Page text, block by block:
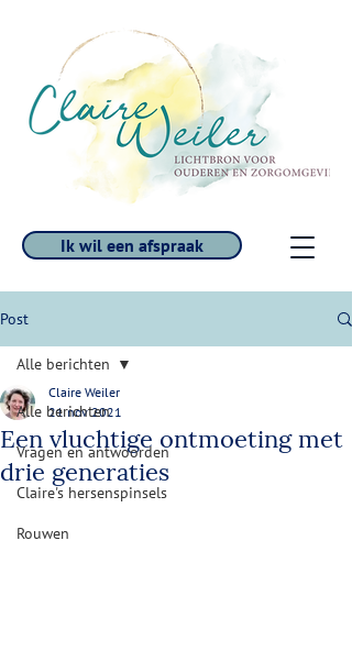
Ik wil een afspraak
Post
Alle berichten
Vragen en antwoorden
Claire's hersenspinsels
Rouwen
Alle berichten
Een vluchtige ontmoeting met
drie generaties
Claire Weiler
21 nov 2021